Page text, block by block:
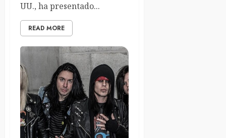
UU., ha presentado...
READ MORE